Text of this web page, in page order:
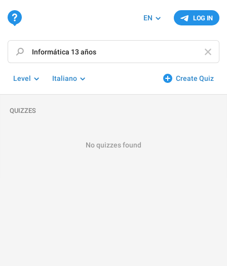
LOG IN
EN
Create Quiz
Level Italiano
QUIZZES
No quizzes found